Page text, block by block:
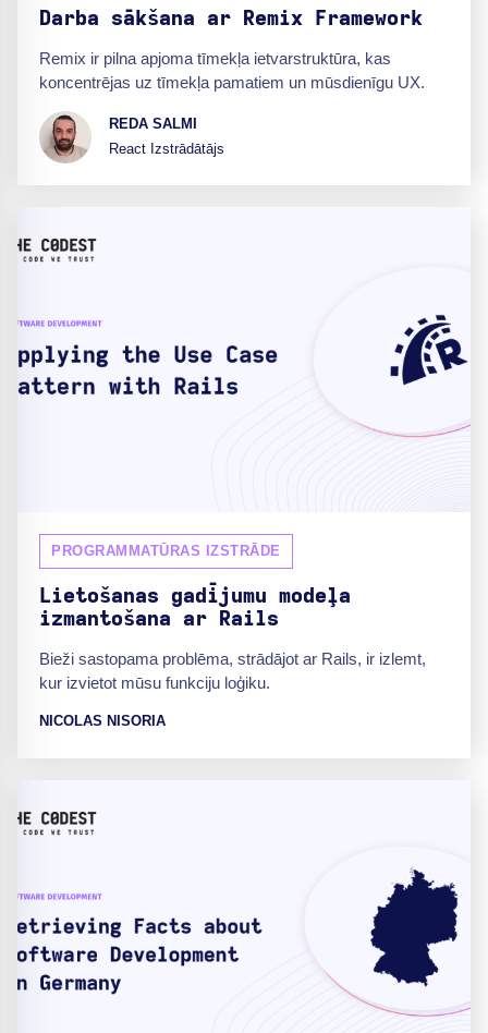
Darba sākšana ar Remix Framework
Remix ir pilna apjoma tīmekļa ietvarstruktūra, kas
koncentrējas uz tīmekļa pamatiem un mūsdienīgu UX.
REDA SALMI
React Izstrādātājs
PROGRAMMATŪRAS IZSTRĀDE
Lietošanas gadījumu modeļa
izmantošana ar Rails
Bieži sastopama problēma, strādājot ar Rails, ir izlemt,
kur izvietot mūsu funkciju loģiku.
NICOLAS NISORIA